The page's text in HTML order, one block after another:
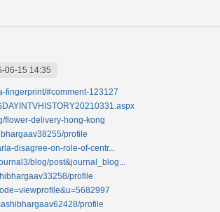
06-15 14:35
fingerprint/#comment-123127
flower-delivery-hong-kong
profile
disagree-on-role-of-centr...
blog/post&journal_blog...
profile
profile